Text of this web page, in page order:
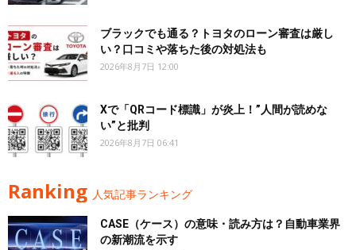
ブラックでも通る？トヨタのローン審査は厳し
い？口コミや落ちた後の対処法も
2026年8月7日 12:00
Xで「QRコード標識」が炎上！”人間が読めな
い”と批判
2026年8月7日 06:41
Ranking 人気記事ランキング
CASE（ケース）の意味・読み方は？自動車業界
の新潮流を示す